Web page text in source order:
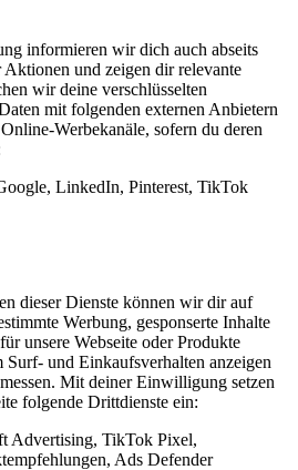
informieren wir dich auch abseits
Aktionen und zeigen dir relevante
wir deine verschlüsselten
mit folgenden externen Anbietern
Werbekanäle, sofern du deren
LinkedIn, Pinterest, TikTok
dieser Dienste können wir dir auf
Werbung, gesponserte Inhalte
unsere Webseite oder Produkte
Surf- und Einkaufsverhalten anzeigen
Mit deiner Einwilligung setzen
folgende Drittdienste ein:
Advertising, TikTok Pixel,
Ads Defender